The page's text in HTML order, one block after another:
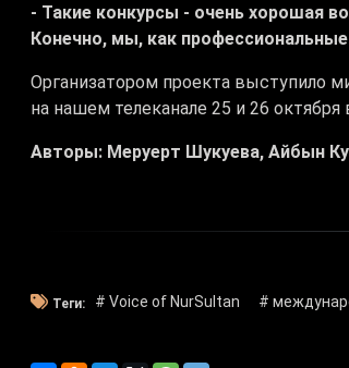
- Такие конкурсы - очень хорошая
Конечно, мы, как
Организатором проекта выступило
на нашем телеканале 25 и 26 октября
Авторы: Меруерт Шукуева, Айбын
Теги: # Voice of NurSultan #